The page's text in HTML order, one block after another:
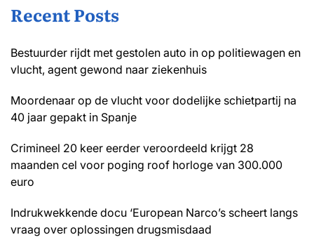
Recent Posts
Bestuurder rijdt met gestolen auto in op politiewagen en
vlucht, agent gewond naar ziekenhuis
Moordenaar op de vlucht voor dodelijke schietpartij na
40 jaar gepakt in Spanje
Crimineel 20 keer eerder veroordeeld krijgt 28
maanden cel voor poging roof horloge van 300.000
euro
Indrukwekkende docu ‘European Narco’s scheert langs
vraag over oplossingen drugsmisdaad